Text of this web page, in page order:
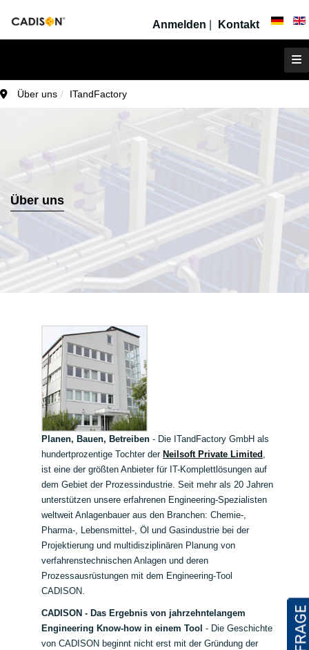
Anmelden Kontakt
Über uns ITandFactory
Über uns
Planen, Bauen, Betreiben - Die ITandFactory GmbH als
hundertprozentige Tochter der Neilsoft Private Limited ,
ist eine der größten Anbieter für IT-Komplettlösungen auf
dem Gebiet der Prozessindustrie. Seit mehr als 20 Jahren
unterstützen unsere erfahrenen Engineering-Spezialisten
weltweit Anlagenbauer aus den Branchen: Chemie-,
Pharma-, Lebensmittel-, Öl und Gasindustrie bei der
Projektierung und multidisziplinären Planung von
verfahrenstechnischen Anlagen und deren
Prozessausrüstungen mit dem Engineering-Tool
CADISON.
CADISON - Das Ergebnis von jahrzehntelangem
Engineering Know-how in einem Tool - Die Geschichte
von CADISON beginnt nicht erst mit der Gründung der